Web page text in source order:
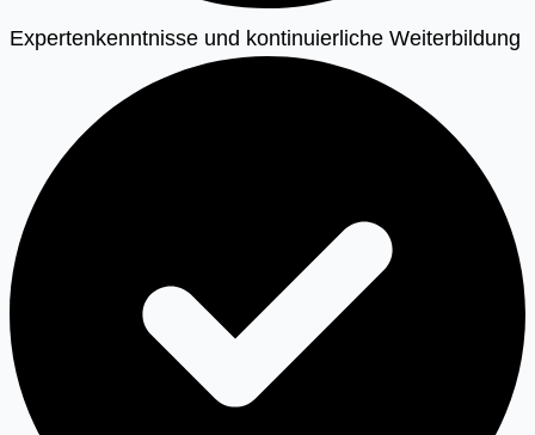
Expertenkenntnisse und kontinuierliche Weiterbildung